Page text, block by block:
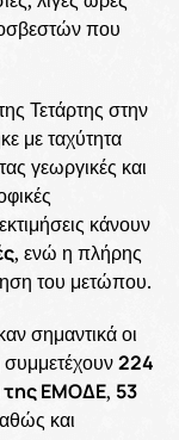
που
Τετάρτης στην
με ταχύτητα
γεωργικές και
κάνουν
, ενώ η πλήρης
του μετώπου.
σημαντικά οι
224
της ΕΜΟΔΕ, 53
και